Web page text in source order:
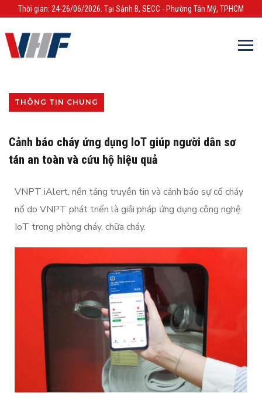
Thời gian: 24-26/06/2026. Tại Sảnh B, SECC - Phường Tân Mỹ, TPHCM
THÔNG TIN CHUNG
Cảnh báo cháy ứng dụng IoT giúp người dân sơ
tán an toàn và cứu hộ hiệu quả
VNPT iAlert, nền tảng truyền tin và cảnh báo sự cố cháy
nổ do VNPT phát triển là giải pháp ứng dụng công nghệ
IoT trong phòng cháy, chữa cháy.